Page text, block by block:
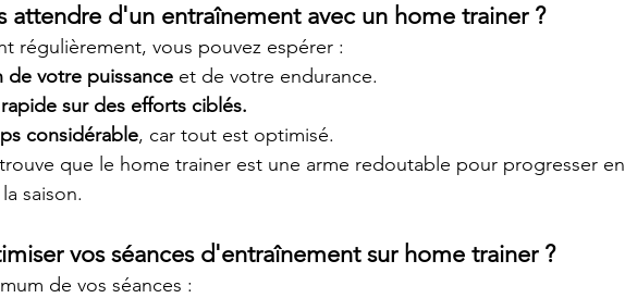
attendre d'un entraînement avec un home trainer ?
régulièrement, vous pouvez espérer :
de votre puissance et de votre endurance.
sur des efforts ciblés.
considérable, car tout est optimisé.
que le home trainer est une arme redoutable pour progresser en
saison.
vos séances d'entraînement sur home trainer ?
de vos séances :